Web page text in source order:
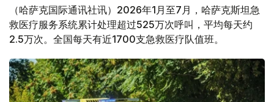
（哈萨克国际通讯社讯）2026年1月至7月，哈萨克斯坦急
救医疗服务系统累计处理超过525万次呼叫，平均每天约
2.5万次。全国每天有近1700支急救医疗队值班。